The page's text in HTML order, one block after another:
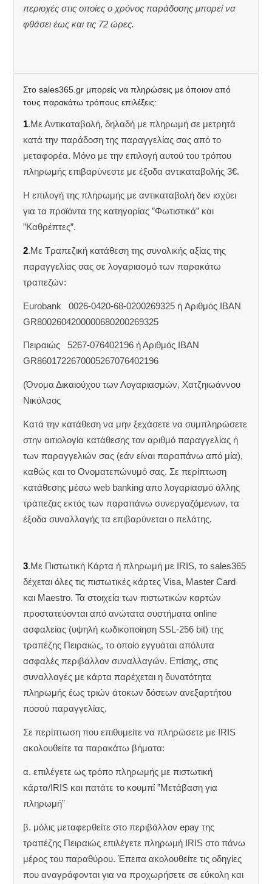
περιοχές στις οποίες ο χρόνος παράδοσης μπορεί να
φθάσει έως και τις 72 ώρες.
Στο sales365.gr μπορείς να πληρώσεις με όποιον από
τους παρακάτω τρόπους επιλέξεις:
1.Με Αντικαταβολή, δηλαδή με πληρωμή σε μετρητά
κατά την παράδοση της παραγγελίας σας από το
μεταφορέα. Μόνο με την επιλογή αυτού του τρόπου
πληρωμής επιβαρύνεστε με έξοδα αντικαταβολής 3€.
Η επιλογή της πληρωμής με αντικαταβολή δεν ισχύει
για τα προϊόντα της κατηγορίας ”Φωτιστικά” και
”Καθρέπτες”.
2.Με Τραπεζική κατάθεση της συνολικής αξίας της
παραγγελίας σας σε λογαριασμό των παρακάτω
τραπεζών:
Eurobank 0026-0420-68-0200269325 ή Aριθμός IBAN
GR8002604200000680200269325
Πειραιώς 5267-076402196 ή Αριθμός IBAN
GR8601722670005267076402196
(Όνομα Δικαιούχου των Λογαριασμών, Χατζηιωάννου
Νικόλαος
Κατά την κατάθεση να μην ξεχάσετε να συμπληρώσετε
στην αιτιολογία κατάθεσης τον αριθμό παραγγελίας ή
των παραγγελιών σας (εάν είναι παραπάνω από μία),
καθώς και το Ονοματεπώνυμό σας. Σε περίπτωση
κατάθεσης μέσω web banking απο λογαριασμό άλλης
τράπεζας εκτός των παραπάνω συνεργαζόμενων, τα
έξοδα συναλλαγής τα επιβαρύνεται ο πελάτης.
3.Με Πιστωτική Κάρτα ή πληρωμή με IRIS, το sales365
δέχεται όλες τις πιστωτικές κάρτες Visa, Master Card
και Maestro. Τα στοιχεία των πιστωτικών καρτών
προστατεύονται από ανώτατα συστήματα online
ασφαλείας (υψηλή κωδικοποίηση SSL-256 bit) της
τραπέζης Πειραιώς, το οποίο εγγυάται απόλυτα
ασφαλές περιβάλλον συναλλαγών. Επίσης, στις
συναλλαγές με κάρτα παρέχεται η δυνατότητα
πληρωμής έως τριών άτοκων δόσεων ανεξαρτήτου
ποσού παραγγελίας.
Σε περίπτωση που επιθυμείτε να πληρώσετε με IRIS
ακολουθείτε τα παρακάτω βήματα:
α. επιλέγετε ως τρόπο πληρωμής με πιστωτική
κάρτα/IRIS και πατάτε το κουμπί ”Μετάβαση για
πληρωμή”
β. μόλις μεταφερθείτε στο περιβάλλον epay της
τραπέζης Πειραιώς επιλέγετε πληρωμή IRIS στο πάνω
μέρος του παραθύρου. Έπειτα ακολουθείτε τις οδηγίες
που αναγράφονται για να προχωρήσετε σε εύκολη και